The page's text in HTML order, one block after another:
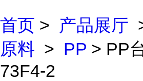
首页 > 产品展厅
原料 > PP > PP
73F4-2